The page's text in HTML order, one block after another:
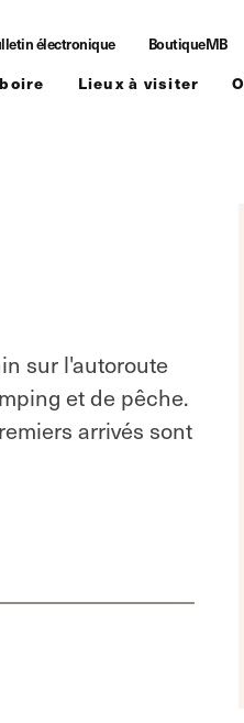
électronique BoutiqueMB
Lieux à visiter
sur l'autoroute
et de pêche.
arrivés sont